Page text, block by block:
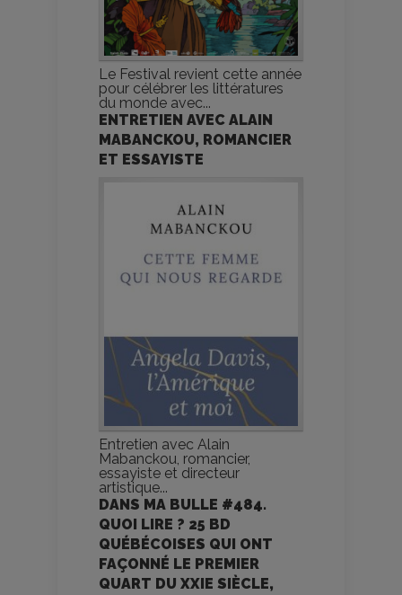
Le Festival revient cette année
pour célébrer les littératures
du monde avec...
ENTRETIEN AVEC ALAIN
MABANCKOU, ROMANCIER
ET ESSAYISTE
Entretien avec Alain
Mabanckou, romancier,
essayiste et directeur
artistique...
DANS MA BULLE #484.
QUOI LIRE ? 25 BD
QUÉBÉCOISES QUI ONT
FAÇONNÉ LE PREMIER
QUART DU XXIE SIÈCLE,